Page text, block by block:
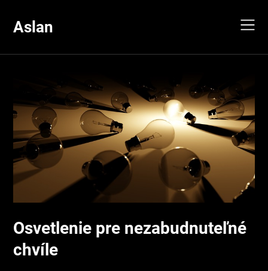
content
Aslan
Osvetlenie pre nezabudnuteľné
chvíle